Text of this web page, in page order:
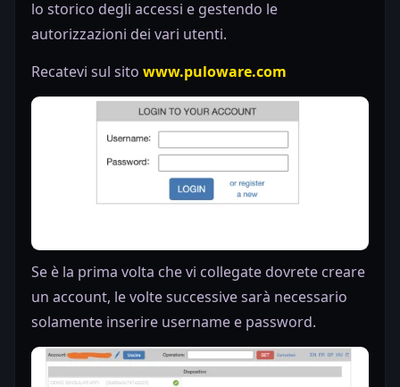
lo storico degli accessi e gestendo le
autorizzazioni dei vari utenti.
Recatevi sul sito www.puloware.com
Se è la prima volta che vi collegate dovrete creare
un account, le volte successive sarà necessario
solamente inserire username e password.